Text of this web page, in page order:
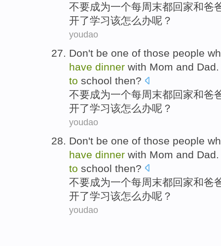
不要成为一个每周末都回家和爸
开了学习该怎么办呢？
youdao
Don't be one of those people
have dinner with Mom and Dad
to school then?
不要成为一个每周末都回家和爸
开了学习该怎么办呢？
youdao
Don't be one of those people
have dinner with Mom and Dad
to school then?
不要成为一个每周末都回家和爸
开了学习该怎么办呢？
youdao